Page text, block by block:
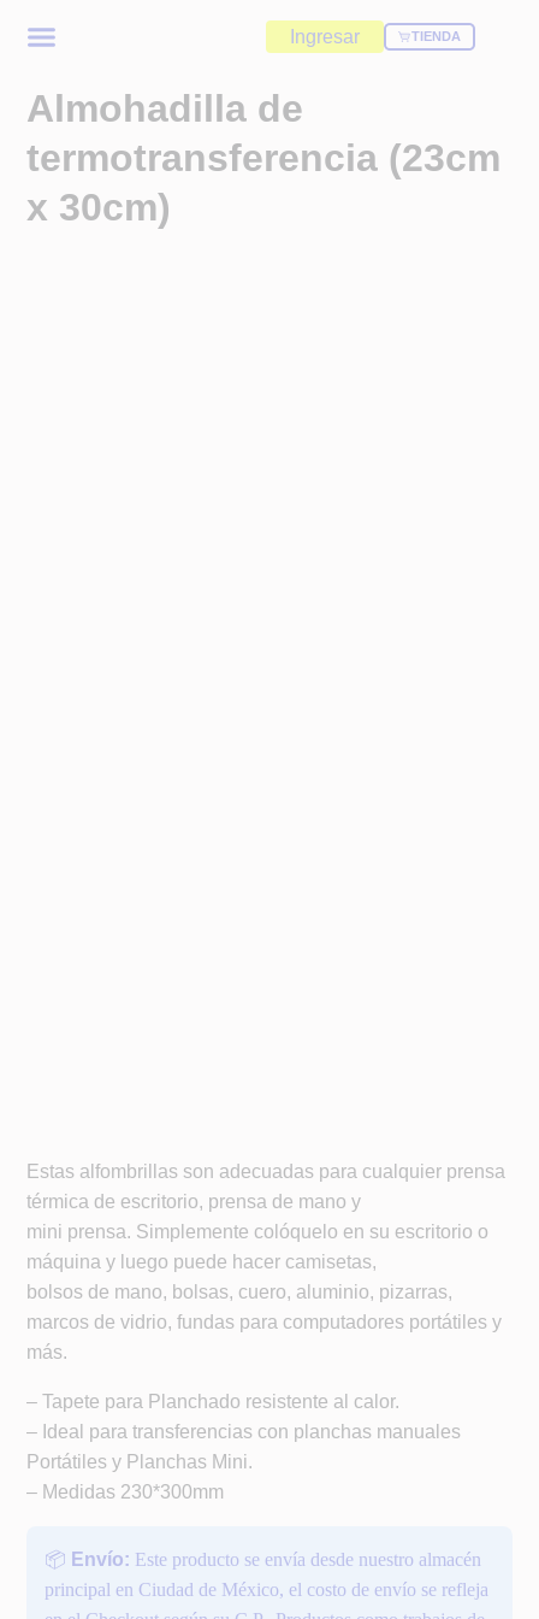
Ingresar TIENDA
Almohadilla de
termotransferencia (23cm
x 30cm)
Estas alfombrillas son adecuadas para cualquier prensa
térmica de escritorio, prensa de mano y
mini prensa. Simplemente colóquelo en su escritorio o
máquina y luego puede hacer camisetas,
bolsos de mano, bolsas, cuero, aluminio, pizarras,
marcos de vidrio, fundas para computadores portátiles y
más.
– Tapete para Planchado resistente al calor.
– Ideal para transferencias con planchas manuales
Portátiles y Planchas Mini.
– Medidas 230*300mm
📦 Envío: Este producto se envía desde nuestro almacén
principal en Ciudad de México, el costo de envío se refleja